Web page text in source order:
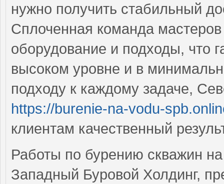
нужно получить стабильный
Сплоченная команда
оборудование и подходы, что
высоком уровне и в
подходу к каждому задаче,
https://burenie-na-vodu-
клиентам качественный
Работы по бурению скважин
Западный Буровой Холдинг,